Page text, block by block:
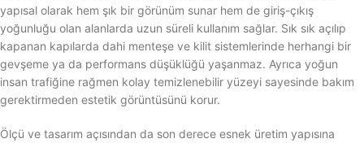
yapısal olarak hem şık bir görünüm sunar hem de giriş-çıkış
yoğunluğu olan alanlarda uzun süreli kullanım sağlar. Sık sık açılıp
kapanan kapılarda dahi menteşe ve kilit sistemlerinde herhangi bir
gevşeme ya da performans düşüklüğü yaşanmaz. Ayrıca yoğun
insan trafiğine rağmen kolay temizlenebilir yüzeyi sayesinde bakım
gerektirmeden estetik görüntüsünü korur.
Ölçü ve tasarım açısından da son derece esnek üretim yapısına